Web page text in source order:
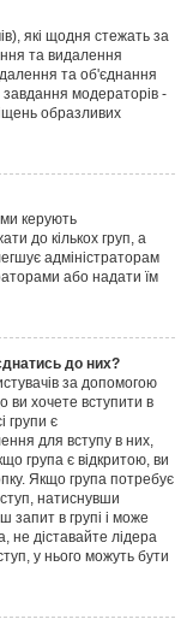
які щодня стежать за
та видалення
та об'єднання
модераторів -
образливих
керують
до кількох груп, а
адміністраторам
або надати їм
до них?
за допомогою
ви хочете вступити в
групи є
для вступу в них,
група є відкритою, ви
Якщо група потребує
натиснувши
запит в групі і може
не діставайте лідера
у нього можуть бути